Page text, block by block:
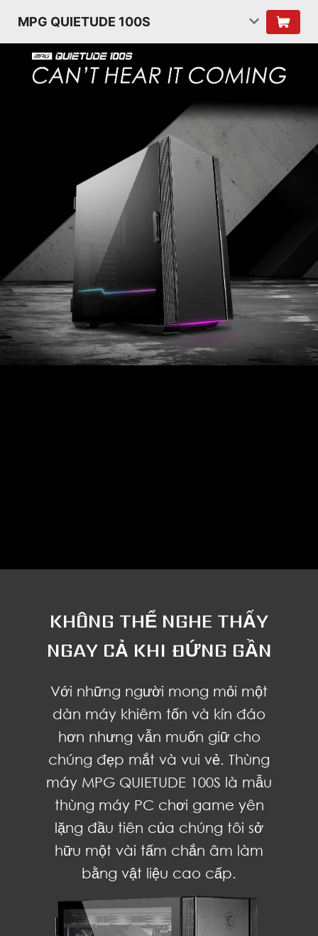
MPG QUIETUDE 100S
KHÔNG THỂ NGHE THẤY
NGAY CẢ KHI ĐỨNG GẦN
Với những người mong mỏi một
dàn máy khiêm tốn và kín đáo
hơn nhưng vẫn muốn giữ cho
chúng đẹp mắt và vui vẻ. Thùng
máy MPG QUIETUDE 100S là mẫu
thùng máy PC chơi game yên
lặng đầu tiên của chúng tôi sở
hữu một vài tấm chắn âm làm
bằng vật liệu cao cấp.